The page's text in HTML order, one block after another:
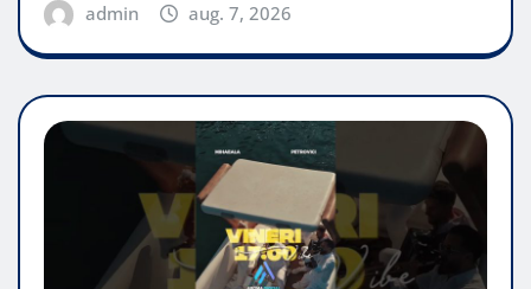
admin aug. 7, 2026